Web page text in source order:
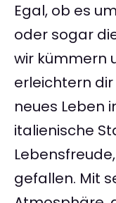
Egal, ob es
oder sogar
wir kümmern
erleichtern
neues Leben
italienische
gefallen. Mit